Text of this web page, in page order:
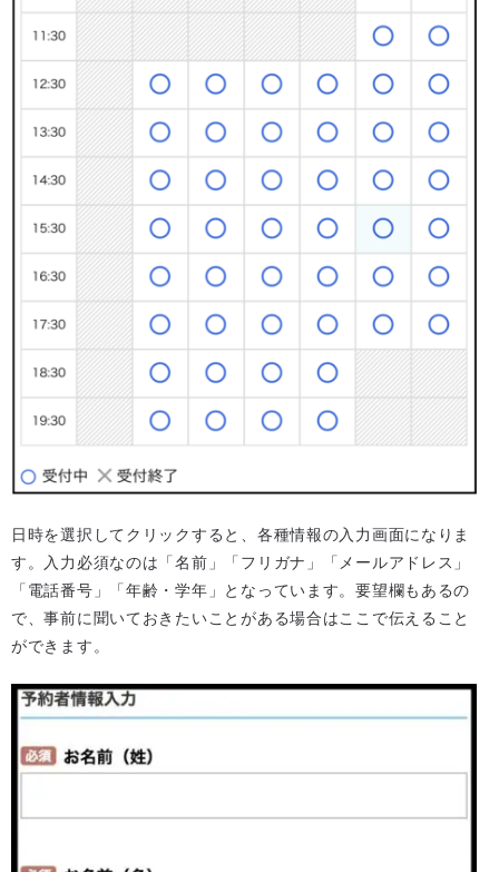
日時を選択してクリックすると、各種情報の入力画面になりま
す。入力必須なのは「名前」「フリガナ」「メールアドレス」
「電話番号」「年齢・学年」となっています。要望欄もあるの
で、事前に聞いておきたいことがある場合はここで伝えること
ができます。